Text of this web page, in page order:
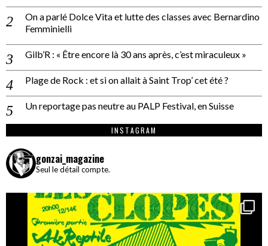
On a parlé Dolce Vita et lutte des classes avec Bernardino
Femminielli
Gilb’R : « Être encore là 30 ans après, c’est miraculeux »
Plage de Rock : et si on allait à Saint Trop’ cet été ?
Un reportage pas neutre au PALP Festival, en Suisse
INSTAGRAM
gonzai_magazine
Seul le détail compte.